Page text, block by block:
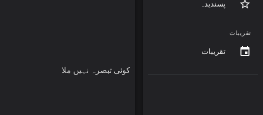
پسندیدہ
تقریبات
تقریبات
کوئی تبصرہ نہیں ملا